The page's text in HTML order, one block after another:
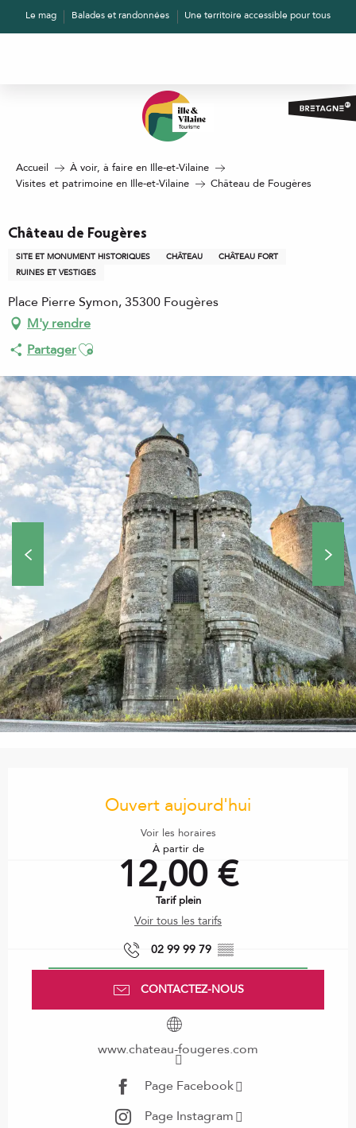
AllerLe mag Balades et randonnées Une territoire accessible pour tous
Accueil
À voir, à faire en Ille-et-Vilaine
Visites et patrimoine en Ille-et-Vilaine
Château de Fougères
Château de Fougères
SITE ET MONUMENT HISTORIQUES CHÂTEAU
CHÂTEAU FORT
RUINES ET VESTIGES
Place Pierre Symon, 35300 Fougères
M'y rendre
PartagerAjouter aux favoris
Ouvert aujourd'hui
Voir les horaires
À partir de
12,00 €
Tarif plein
Voir tous les tarifs
02 99 99 79 ▒▒
CONTACTEZ-NOUS
www.chateau-fougeres.com
Page Facebook
Page Instagram